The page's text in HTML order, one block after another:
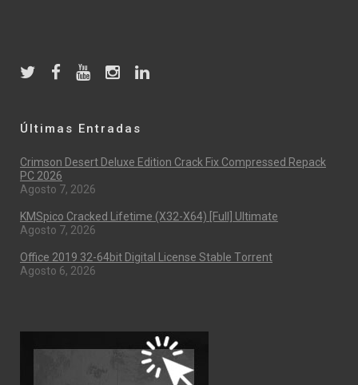
Últimas Entradas
Crimson Desert Deluxe Edition Crack Fix Compressed Repack
PC 2026
Agosto 7, 2026
KMSpico Cracked Lifetime (x32-X64) [Full] Ultimate
Agosto 7, 2026
Office 2019 32-64bit Digital License Stable Tоrrеnt
Agosto 6, 2026